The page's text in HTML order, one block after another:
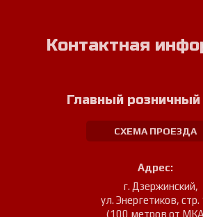
Контактная
Главный
СХЕМА ПРОЕЗДА
Адрес:
г. Дзержинский,
ул. Энергетиков, стр.
(100 метров от